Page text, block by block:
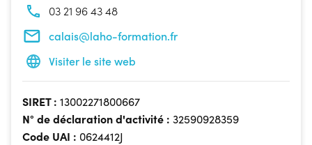
03 21 96 43 48
calais@laho-formation.fr
Visiter le site web
SIRET : 13002271800667
N° de déclaration d'activité : 32590928359
Code UAI : 0624412J